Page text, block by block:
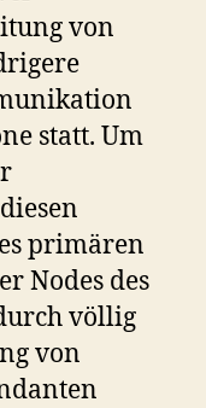
von
statt. Um
primären
Nodes des
völlig
von